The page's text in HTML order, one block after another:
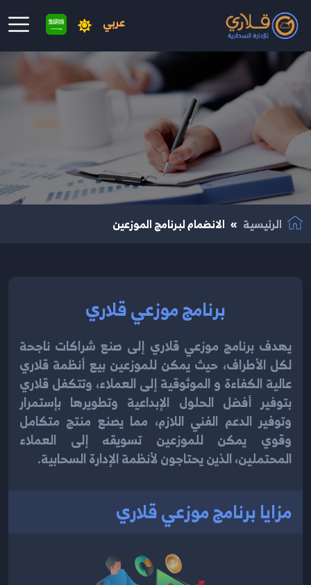
عربي
انتقال إلى المحتوى الرئيسي
الرئيسية الانضمام لبرنامج الموزعين
برنامج موزعي قلاري
يهدف برنامج موزعي قلاري إلى صنع شراكات ناجحة
لكل الأطراف، حيث يمكن للموزعين بيع أنظمة قلاري
عالية الكفاءة و الموثوقية إلى العملاء، وتتكفل قلاري
بتوفير أفضل الحلول الإبداعية وتطويرها بإستمرار
وتوفير الدعم الفني اللازم، مما يصنع منتج متكامل
وقوي يمكن للموزعين تسويقه إلى العملاء
المحتملين، الذين يحتاجون لأنظمة الإدارة السحابية.
مزايا برنامج موزعي قلاري